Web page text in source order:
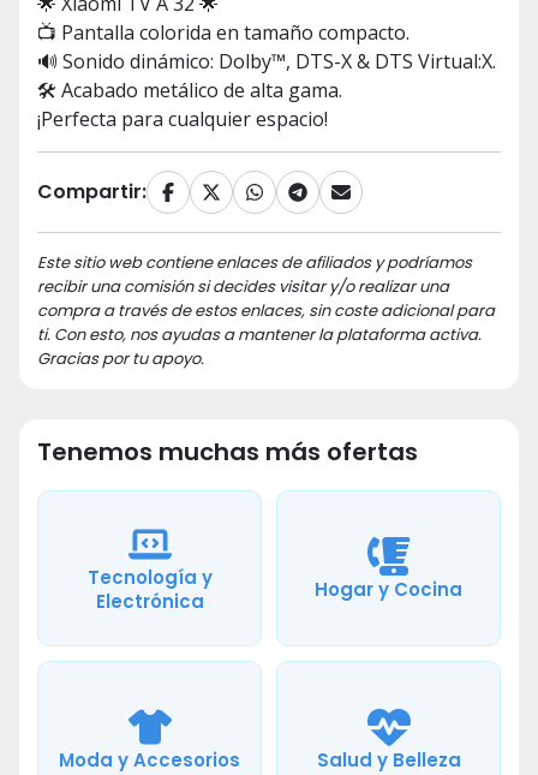
📺 Pantalla colorida en tamaño compacto.
🔊 Sonido dinámico: Dolby™, DTS-X & DTS Virtual:X.
🛠️ Acabado metálico de alta gama.
¡Perfecta para cualquier espacio!
Compartir:
Este sitio web contiene enlaces de afiliados y podríamos
recibir una comisión si decides visitar y/o realizar una
compra a través de estos enlaces, sin coste adicional para
ti. Con esto, nos ayudas a mantener la plataforma activa.
Gracias por tu apoyo.
Tenemos muchas más ofertas
Tecnología y
Electrónica
Hogar y Cocina
Moda y Accesorios Salud y Belleza